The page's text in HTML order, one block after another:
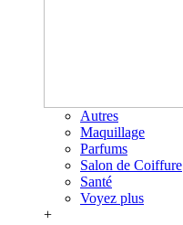
Autres
Maquillage
Parfums
Salon de Coiffure
Santé
Voyez plus
+